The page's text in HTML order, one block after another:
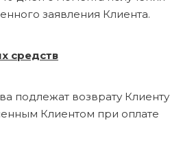
заявления Клиента.
средств
подлежат возврату Клиенту
Клиентом при оплате